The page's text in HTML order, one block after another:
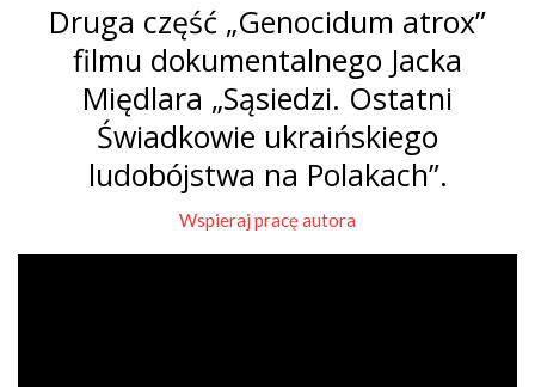
Druga część „Genocidum atrox”
filmu dokumentalnego Jacka
Międlara „Sąsiedzi. Ostatni
Świadkowie ukraińskiego
ludobójstwa na Polakach”.
Wspieraj pracę autora